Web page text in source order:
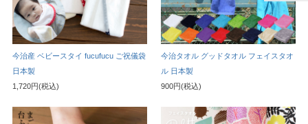
今治産 ベビースタイ fucufucu ご祝儀袋
日本製
1,720円(税込)
今治タオル グッドタオル フェイスタオ
ル 日本製
900円(税込)